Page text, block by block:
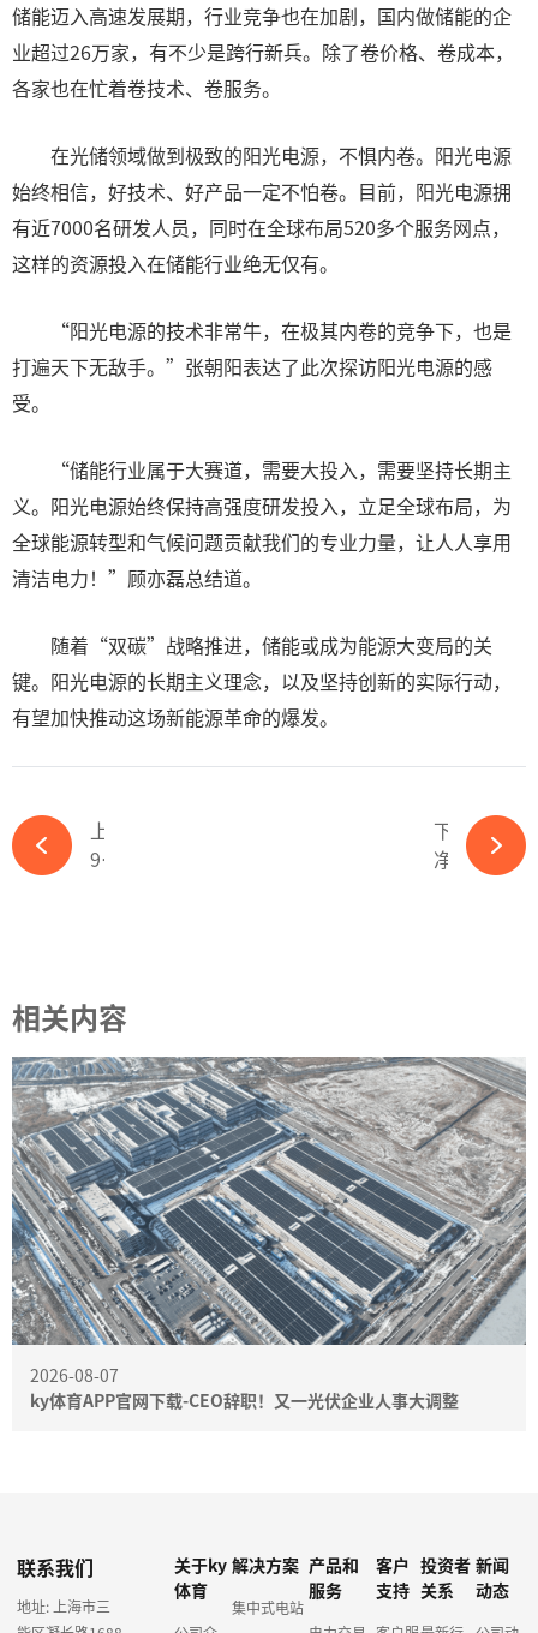
储能迈入高速发展期，行业竞争也在加剧，国内做储能的企
业超过26万家，有不少是跨行新兵。除了卷价格、卷成本，
各家也在忙着卷技术、卷服务。
在光储领域做到极致的阳光电源，不惧内卷。阳光电源
始终相信，好技术、好产品一定不怕卷。目前，阳光电源拥
有近7000名研发人员，同时在全球布局520多个服务网点，
这样的资源投入在储能行业绝无仅有。
“阳光电源的技术非常牛，在极其内卷的竞争下，也是
打遍天下无敌手。”张朝阳表达了此次探访阳光电源的感
受。
“储能行业属于大赛道，需要大投入，需要坚持长期主
义。阳光电源始终保持高强度研发投入，立足全球布局，为
全球能源转型和气候问题贡献我们的专业力量，让人人享用
清洁电力！”顾亦磊总结道。
随着“双碳”战略推进，储能或成为能源大变局的关
键。阳光电源的长期主义理念，以及坚持创新的实际行动，
有望加快推动这场新能源革命的爆发。
99%销售业绩持续来自单一客户，因间接持股构成关联交易，原轼新材IPO-ky体育APP官网下载
下一篇
净利润超6.4亿！中信博业绩快报出炉-ky体育APP官网下载
相关内容
2026-08-07
ky体育APP官网下载-CEO辞职！又一光伏企业人事大调整
联系我们
地址: 上海市三
关于ky
体育
解决方案
集中式电站
产品和
服务
客户
支持
投资者
关系
新闻
动态